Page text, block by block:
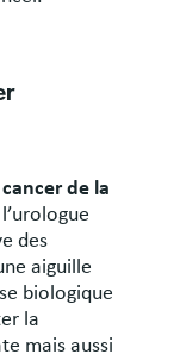
de la
des
aiguille
biologique
la
mais aussi